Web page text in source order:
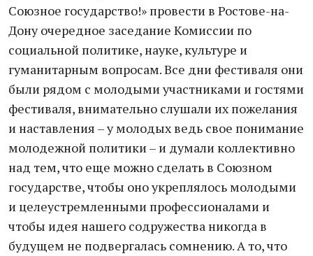
Союзное государство!» провести в Ростове-на-
Дону очередное заседание Комиссии по
социальной политике, науке, культуре и
гуманитарным вопросам. Все дни фестиваля они
были рядом с молодыми участниками и гостями
фестиваля, внимательно слушали их пожелания
и наставления – у молодых ведь свое понимание
молодежной политики – и думали коллективно
над тем, что еще можно сделать в Союзном
государстве, чтобы оно укреплялось молодыми
и целеустремленными профессионалами и
чтобы идея нашего содружества никогда в
будущем не подвергалась сомнению. А то, что